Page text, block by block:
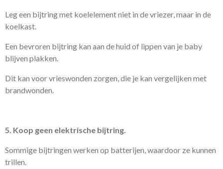
Leg een bijtring met koelelement niet in de vriezer, maar in de
koelkast.
Een bevroren bijtring kan aan de huid of lippen van je baby
blijven plakken.
Dit kan voor vrieswonden zorgen, die je kan vergelijken met
brandwonden.
5. Koop geen elektrische bijtring.
Sommige bijtringen werken op batterijen, waardoor ze kunnen
trillen.